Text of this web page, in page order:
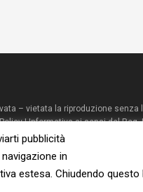
– vietata la riproduzione senza
|Informativa ai sensi del Reg.
pubblicità
in
estesa. Chiudendo